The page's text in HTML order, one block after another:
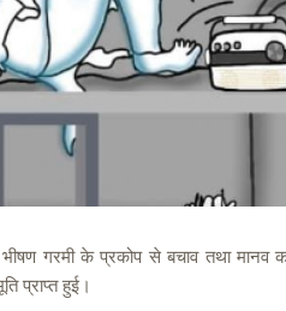
भीषण गरमी के प्रकोप से बचाव तथा
प्राप्त हुई।